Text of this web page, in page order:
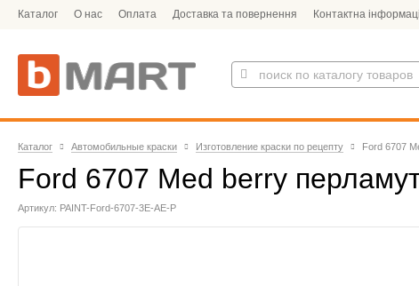
Каталог О нас Оплата Доставка та повернення Контактна
Каталог Автомобильные краски Изготовление краски по рецепту Ford 6707
Ford 6707 Med berry
Артикул: PAINT-Ford-6707-3E-AE-P